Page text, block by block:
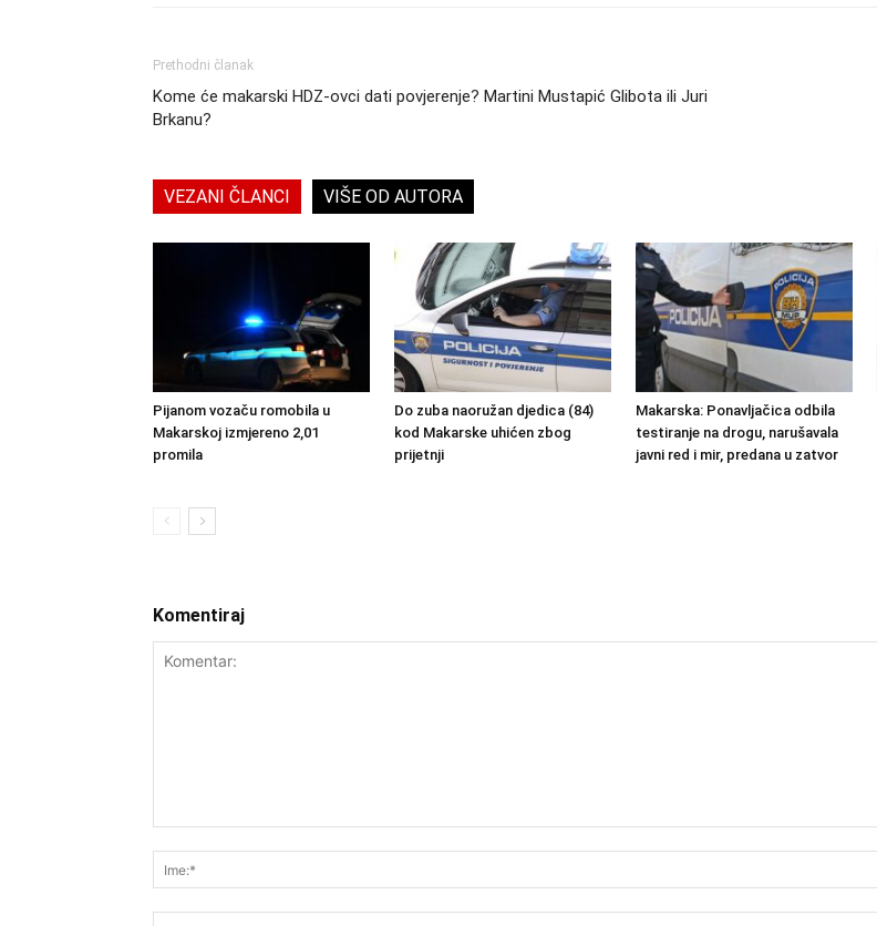
Prethodni članak
Kome će makarski HDZ-ovci dati povjerenje? Martini Mustapić Glibota ili Juri
Brkanu?
VEZANI ČLANCI VIŠE OD AUTORA
Pijanom vozaču romobila u
Makarskoj izmjereno 2,01
promila
Do zuba naoružan djedica (84)
kod Makarske uhićen zbog
prijetnji
Makarska: Ponavljačica odbila
testiranje na drogu, narušavala
javni red i mir, predana u zatvor
Komentiraj